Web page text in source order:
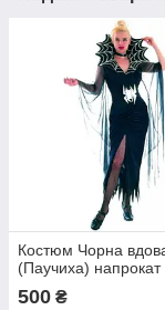
Костюм Чорна
(Паучиха) напрокат
500 ₴